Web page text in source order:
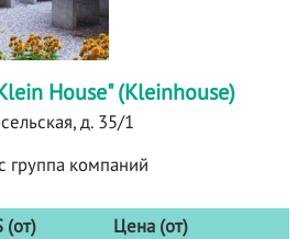
House" (Kleinhouse)
д. 35/1
группа компаний
(от) Цена (от)